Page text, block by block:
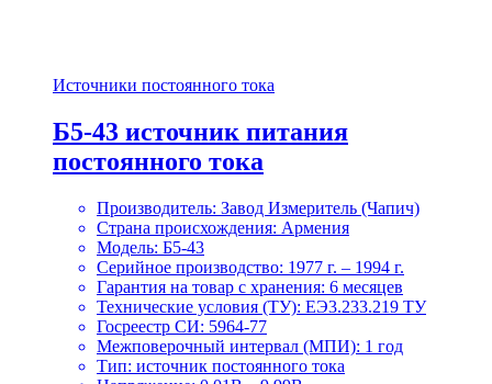
Источники постоянного тока
Б5-43 источник питания
постоянного тока
Производитель: Завод Измеритель (Чапич)
Страна происхождения: Армения
Модель: Б5-43
Серийное производство: 1977 г. – 1994 г.
Гарантия на товар с хранения: 6 месяцев
Технические условия (ТУ): ЕЭ3.233.219 ТУ
Госреестр СИ: 5964-77
Межповерочный интервал (МПИ): 1 год
Тип: источник постоянного тока